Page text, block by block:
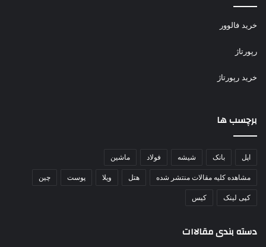
خرید فالوور
رپورتاژ
خرید رپورتاژ
برچسب ها
اپل بانک شیشه فولاد ماشین
مشاهده کلیه مقالات منتشر شده هتل ویلا پوست چین
کپی لینک کیس
دسته بندی مقالاات